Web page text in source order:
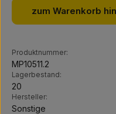
zum Warenkorb
Produktnummer:
MP10511.2
Lagerbestand:
20
Hersteller:
Sonstige